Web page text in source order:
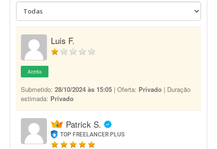
Luis F.
Aceita
Submetido: 28/10/2024 às 15:05 | Oferta: Privado | Duração
estimada: Privado
Patrick S.
TOP FREELANCER PLUS